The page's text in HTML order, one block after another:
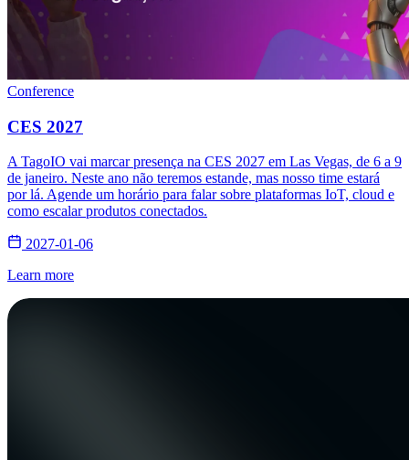
Conference
CES 2027
A TagoIO vai marcar presença na CES 2027 em Las Vegas, de 6 a 9
de janeiro. Neste ano não teremos estande, mas nosso time estará
por lá. Agende um horário para falar sobre plataformas IoT, cloud e
como escalar produtos conectados.
2027-01-06
Learn more